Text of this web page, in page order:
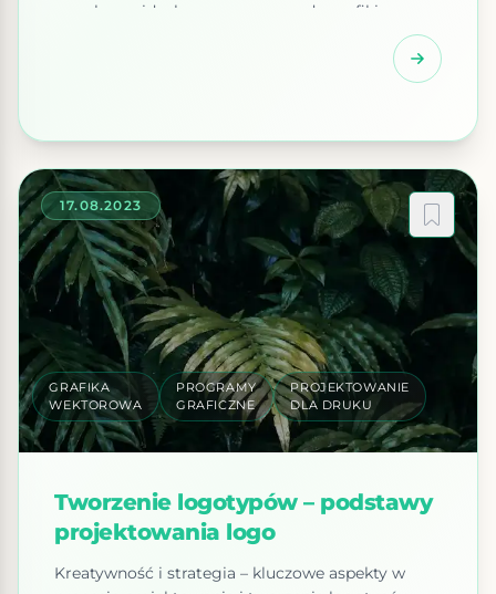
w wyborze idealnego programu do grafiki
wektorowej Dokładne porównanie funkcji między
wektorowej odgrywa kluczową rolę w procesie
dostępność narzędzi i […]
17.08.2023
GRAFIKA
WEKTOROWA
PROGRAMY
GRAFICZNE
PROJEKTOWANIE
DLA DRUKU
Tworzenie logotypów – podstawy
projektowania logo
Kreatywność i strategia – kluczowe aspekty w